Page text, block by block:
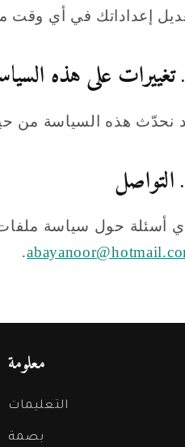
إعداداتك في أي وقت
نحدّث هذه السياسة من
أسئلة حول سياسة ملفات
.
معلومة
التعليمات
بصمة